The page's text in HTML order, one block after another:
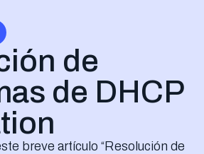
de
de DHCP
breve artículo “Resolución de
de Archivos
de Objetos
con S3
La IA de Plenit que transformará por